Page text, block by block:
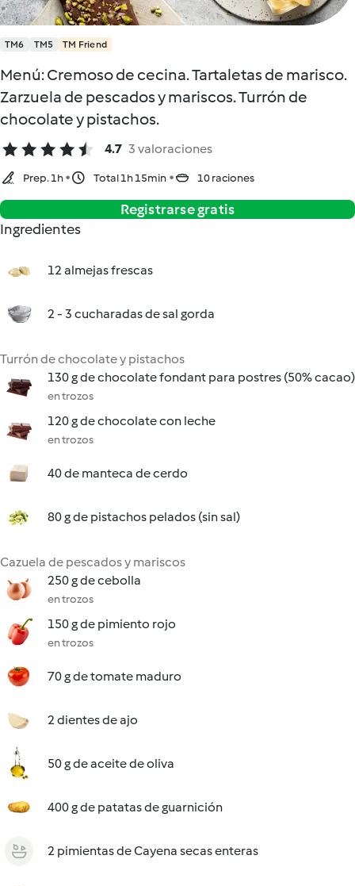
TM6 TM5 TM Friend
Menú: Cremoso de cecina. Tartaletas de marisco.
Zarzuela de pescados y mariscos. Turrón de
chocolate y pistachos.
4.7 3 valoraciones
Prep. 1h Total 1h 15min 10 raciones
Registrarse gratis
Ingredientes
12 almejas frescas
2 - 3 cucharadas de sal gorda
Turrón de chocolate y pistachos
130 g de chocolate fondant para postres (50% cacao)
en trozos
120 g de chocolate con leche
en trozos
40 de manteca de cerdo
80 g de pistachos pelados (sin sal)
Cazuela de pescados y mariscos
250 g de cebolla
en trozos
150 g de pimiento rojo
en trozos
70 g de tomate maduro
2 dientes de ajo
50 g de aceite de oliva
400 g de patatas de guarnición
2 pimientas de Cayena secas enteras